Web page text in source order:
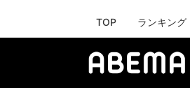
TOP ランキング